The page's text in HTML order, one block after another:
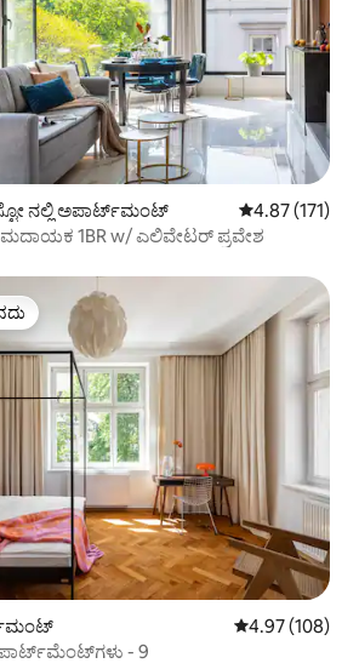
ನಲ್ಲಿ ಅಪಾರ್ಟ್‌ಮಂಟ್ 5 ರಲ್ಲಿ 4.87
4.87 (171)
1BR w/ ಎಲಿವೇಟರ್ ಪ್ರವೇಶ
5 ರಲ್ಲಿ 4.97
4.97 (108)
- 9